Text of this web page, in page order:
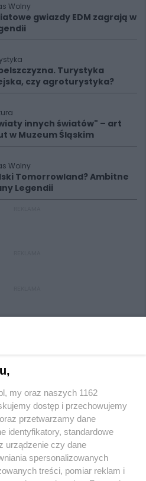
Wolny
gwiazdy EDM zagrają w
Turystyka
czy agroturystyka?
innych światów" – art
w Muzeum Śląskim
Wolny
Tomorrowland? Ambitne
Legendii
my oraz naszych 1162
dostęp i przechowujemy
przetwarzamy dane
identyfikatory, standardowe
urządzenie czy dane
spersonalizowanych
treści, pomiar reklam i